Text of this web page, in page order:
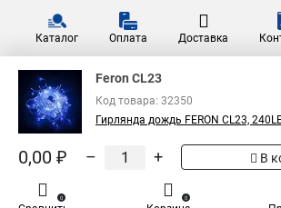
Каталог Оплата Доставка
Feron CL23
Код товара: 32350
Гирлянда дождь FERON CL23,
0,00 ₽ – + В
0 0